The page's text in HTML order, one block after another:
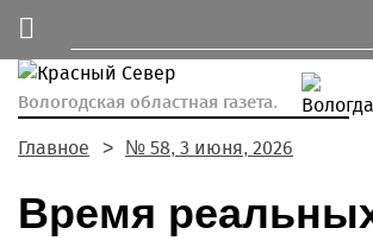
Вологодская областная газета.
Главное № 58, 3 июня, 2026
Время